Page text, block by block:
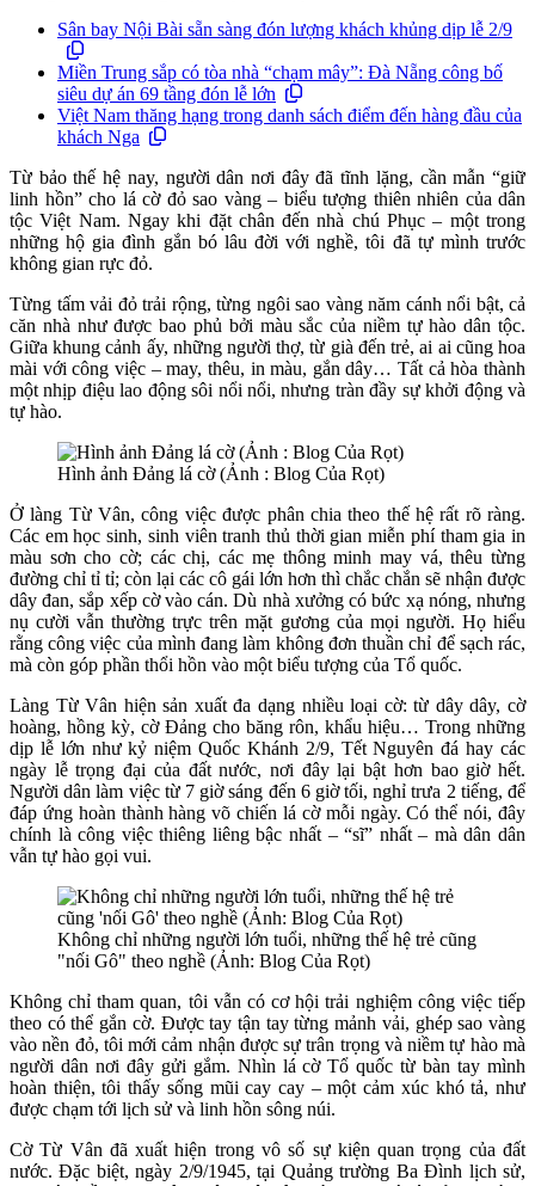
Sân bay Nội Bài sẵn sàng đón lượng khách khủng dịp lễ 2/9
Miền Trung sắp có tòa nhà “chạm mây”: Đà Nẵng công bố
siêu dự án 69 tầng đón lễ lớn
Việt Nam thăng hạng trong danh sách điểm đến hàng đầu của
khách Nga
Từ bảo thế hệ nay, người dân nơi đây đã tĩnh lặng, cần mẫn “giữ
linh hồn” cho lá cờ đỏ sao vàng – biểu tượng thiên nhiên của dân
tộc Việt Nam. Ngay khi đặt chân đến nhà chú Phục – một trong
những hộ gia đình gắn bó lâu đời với nghề, tôi đã tự mình trước
không gian rực đỏ.
Từng tấm vải đỏ trải rộng, từng ngôi sao vàng năm cánh nổi bật, cả
căn nhà như được bao phủ bởi màu sắc của niềm tự hào dân tộc.
Giữa khung cảnh ấy, những người thợ, từ già đến trẻ, ai ai cũng hoa
mài với công việc – may, thêu, in màu, gắn dây… Tất cả hòa thành
một nhịp điệu lao động sôi nổi nổi, nhưng tràn đầy sự khởi động và
tự hào.
Hình ảnh Đảng lá cờ (Ảnh : Blog Của Rọt)
Ở làng Từ Vân, công việc được phân chia theo thế hệ rất rõ ràng.
Các em học sinh, sinh viên tranh thủ thời gian miễn phí tham gia in
màu sơn cho cờ; các chị, các mẹ thông minh may vá, thêu từng
đường chỉ tỉ tỉ; còn lại các cô gái lớn hơn thì chắc chắn sẽ nhận được
dây đan, sắp xếp cờ vào cán. Dù nhà xưởng có bức xạ nóng, nhưng
nụ cười vẫn thường trực trên mặt gương của mọi người. Họ hiểu
rằng công việc của mình đang làm không đơn thuần chỉ để sạch rác,
mà còn góp phần thổi hồn vào một biểu tượng của Tổ quốc.
Làng Từ Vân hiện sản xuất đa dạng nhiều loại cờ: từ dây dây, cờ
hoàng, hồng kỳ, cờ Đảng cho băng rôn, khẩu hiệu… Trong những
dịp lễ lớn như kỷ niệm Quốc Khánh 2/9, Tết Nguyên đá hay các
ngày lễ trọng đại của đất nước, nơi đây lại bật hơn bao giờ hết.
Người dân làm việc từ 7 giờ sáng đến 6 giờ tối, nghỉ trưa 2 tiếng, để
đáp ứng hoàn thành hàng võ chiến lá cờ mỗi ngày. Có thể nói, đây
chính là công việc thiêng liêng bậc nhất – “sĩ” nhất – mà dân dân
vẫn tự hào gọi vui.
Không chỉ những người lớn tuổi, những thế hệ trẻ cũng
"nối Gô" theo nghề (Ảnh: Blog Của Rọt)
Không chỉ tham quan, tôi vẫn có cơ hội trải nghiệm công việc tiếp
theo có thể gắn cờ. Được tay tận tay từng mảnh vải, ghép sao vàng
vào nền đỏ, tôi mới cảm nhận được sự trân trọng và niềm tự hào mà
người dân nơi đây gửi gắm. Nhìn lá cờ Tổ quốc từ bàn tay mình
hoàn thiện, tôi thấy sống mũi cay cay – một cảm xúc khó tả, như
được chạm tới lịch sử và linh hồn sông núi.
Cờ Từ Vân đã xuất hiện trong vô số sự kiện quan trọng của đất
nước. Đặc biệt, ngày 2/9/1945, tại Quảng trường Ba Đình lịch sử,